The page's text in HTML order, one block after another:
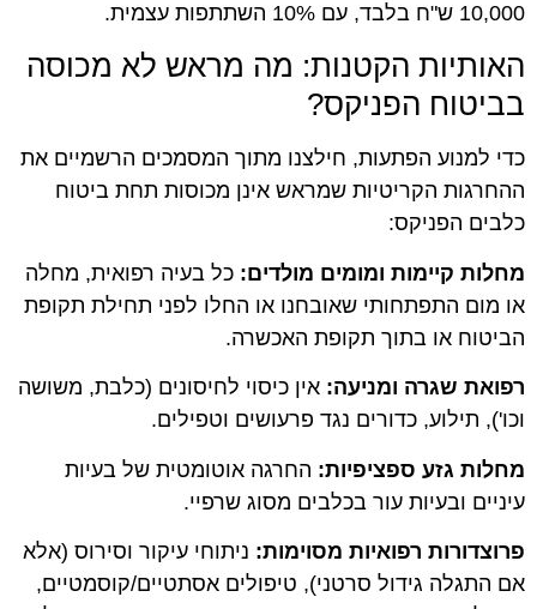
10,000 ש"ח בלבד, עם 10% השתתפות עצמית.
האותיות הקטנות: מה מראש לא מכוסה
בביטוח הפניקס?
כדי למנוע הפתעות, חילצנו מתוך המסמכים הרשמיים את
ההחרגות הקריטיות שמראש אינן מכוסות תחת ביטוח
כלבים הפניקס:
מחלות קיימות ומומים מולדים: כל בעיה רפואית, מחלה
או מום התפתחותי שאובחנו או החלו לפני תחילת תקופת
הביטוח או בתוך תקופת האכשרה.
רפואת שגרה ומניעה: אין כיסוי לחיסונים (כלבת, משושה
וכו'), תילוע, כדורים נגד פרעושים וטפילים.
מחלות גזע ספציפיות: החרגה אוטומטית של בעיות
עיניים ובעיות עור בכלבים מסוג שרפיי.
פרוצדורות רפואיות מסוימות: ניתוחי עיקור וסירוס (אלא
אם התגלה גידול סרטני), טיפולים אסתטיים/קוסמטיים,